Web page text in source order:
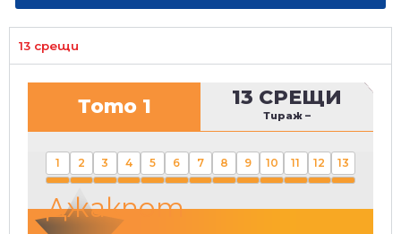
13 срещи
Тото 1 13 СРЕЩИ
Тираж –
1 2 3 4 5 6 7 8 9 10 11 12 13
Джакпот